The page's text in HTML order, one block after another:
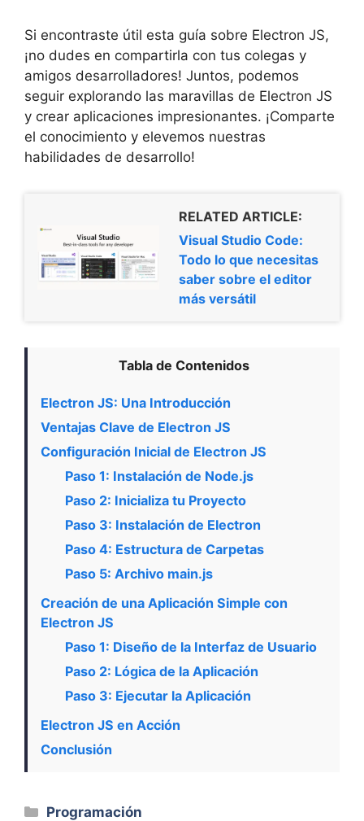
Si encontraste útil esta guía sobre Electron JS,
¡no dudes en compartirla con tus colegas y
amigos desarrolladores! Juntos, podemos
seguir explorando las maravillas de Electron JS
y crear aplicaciones impresionantes. ¡Comparte
el conocimiento y elevemos nuestras
habilidades de desarrollo!
RELATED ARTICLE:
Visual Studio Code:
Todo lo que necesitas
saber sobre el editor
más versátil
Tabla de Contenidos
Electron JS: Una Introducción
Ventajas Clave de Electron JS
Configuración Inicial de Electron JS
Paso 1: Instalación de Node.js
Paso 2: Inicializa tu Proyecto
Paso 3: Instalación de Electron
Paso 4: Estructura de Carpetas
Paso 5: Archivo main.js
Creación de una Aplicación Simple con
Electron JS
Paso 1: Diseño de la Interfaz de Usuario
Paso 2: Lógica de la Aplicación
Paso 3: Ejecutar la Aplicación
Electron JS en Acción
Conclusión
Categorías
Programación